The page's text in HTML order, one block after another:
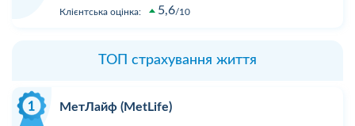
Клієнтська оцінка: 5,6 10
ТОП страхування життя
МетЛайф (MetLife)